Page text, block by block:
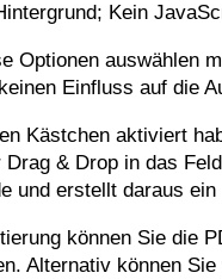
Kein
Optionen auswählen
Einfluss auf die
Kästchen aktiviert
& Drop in das
und erstellt daraus
können Sie die
Alternativ können